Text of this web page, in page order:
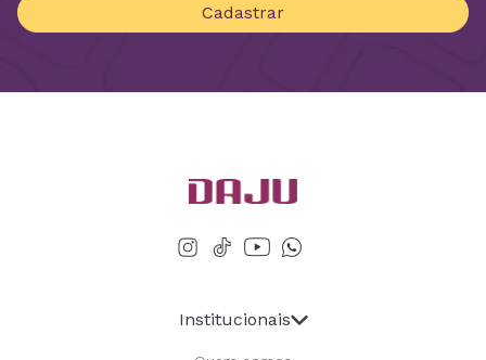
Cadastrar
Institucionais